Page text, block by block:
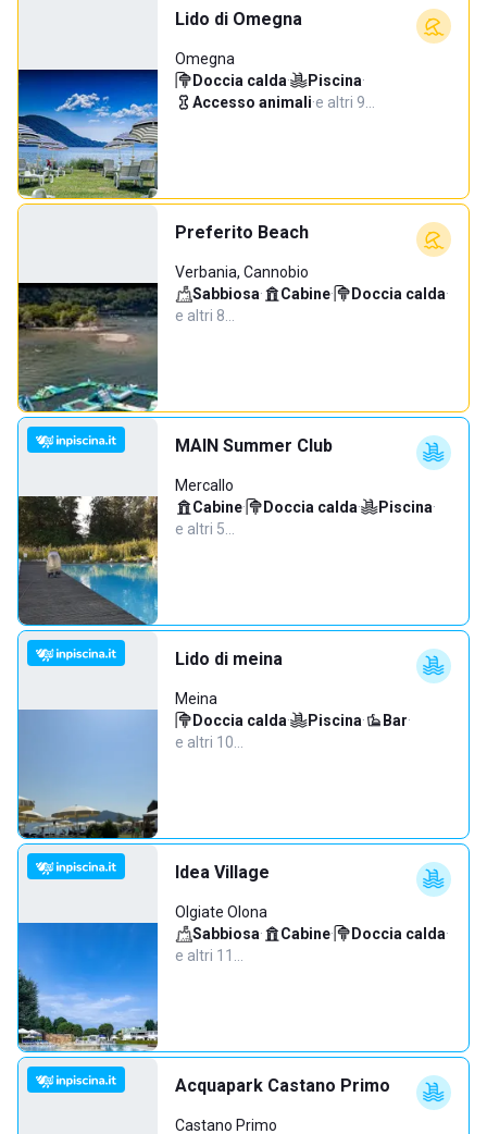
Lido di Omegna
Omegna
Doccia calda· Piscina·
Accesso animali·e altri 9…
Preferito Beach
Verbania, Cannobio
Sabbiosa· Cabine· Doccia calda·
e altri 8…
MAIN Summer Club
Mercallo
Cabine· Doccia calda· Piscina·
e altri 5…
Lido di meina
Meina
Doccia calda· Piscina· Bar·
e altri 10…
Idea Village
Olgiate Olona
Sabbiosa· Cabine· Doccia calda·
e altri 11…
Acquapark Castano Primo
Castano Primo